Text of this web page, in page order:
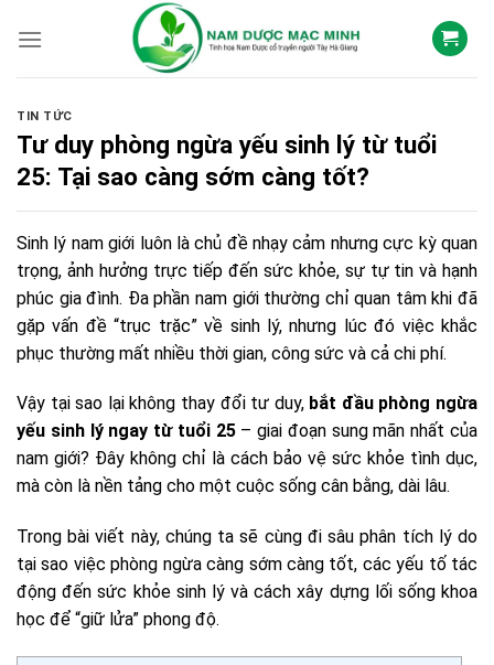
TIN TỨC
Tư duy phòng ngừa yếu sinh lý từ tuổi
25: Tại sao càng sớm càng tốt?
Sinh lý nam giới luôn là chủ đề nhạy cảm nhưng cực kỳ quan
trọng, ảnh hưởng trực tiếp đến sức khỏe, sự tự tin và hạnh
phúc gia đình. Đa phần nam giới thường chỉ quan tâm khi đã
gặp vấn đề “trục trặc” về sinh lý, nhưng lúc đó việc khắc
phục thường mất nhiều thời gian, công sức và cả chi phí.
Vậy tại sao lại không thay đổi tư duy, bắt đầu phòng ngừa
yếu sinh lý ngay từ tuổi 25– giai đoạn sung mãn nhất của
nam giới? Đây không chỉ là cách bảo vệ sức khỏe tình dục,
mà còn là nền tảng cho một cuộc sống cân bằng, dài lâu.
Trong bài viết này, chúng ta sẽ cùng đi sâu phân tích lý do
tại sao việc phòng ngừa càng sớm càng tốt, các yếu tố tác
động đến sức khỏe sinh lý và cách xây dựng lối sống khoa
học để “giữ lửa” phong độ.